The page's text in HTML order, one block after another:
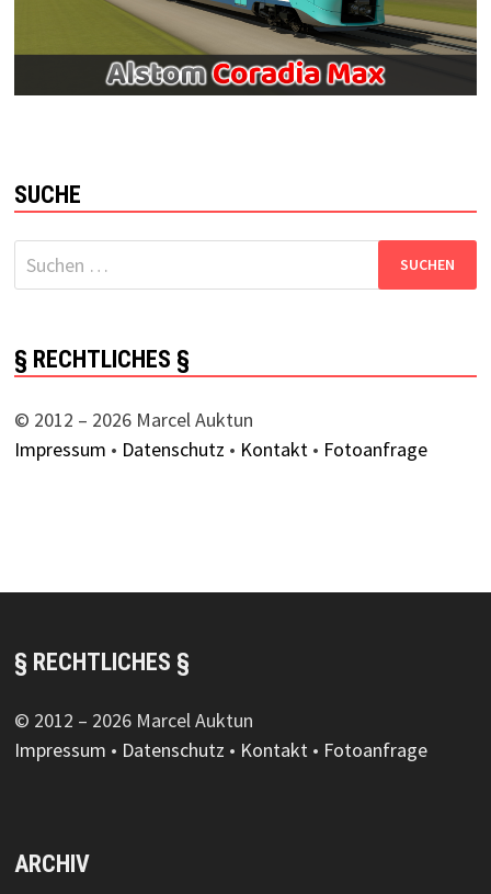
SUCHE
Suchen
nach:
§ RECHTLICHES §
© 2012 – 2026 Marcel Auktun
Impressum • Datenschutz • Kontakt • Fotoanfrage
§ RECHTLICHES §
© 2012 – 2026 Marcel Auktun
Impressum • Datenschutz • Kontakt • Fotoanfrage
ARCHIV